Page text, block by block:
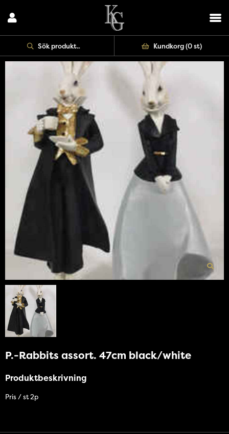
Kundkorg (0 st)
P.-Rabbits assort. 47cm black/white
Produktbeskrivning
Pris / st 2p